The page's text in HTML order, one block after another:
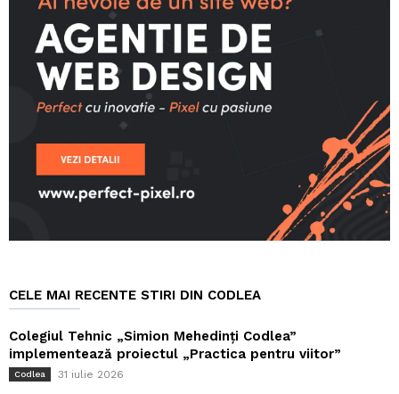
CELE MAI RECENTE STIRI DIN CODLEA
Colegiul Tehnic „Simion Mehedinți Codlea”
implementează proiectul „Practica pentru viitor”
Codlea 31 iulie 2026